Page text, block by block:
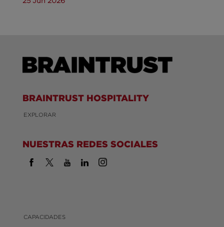
BRAINTRUST HOSPITALITY
EXPLORAR
NUESTRAS REDES SOCIALES
CAPACIDADES